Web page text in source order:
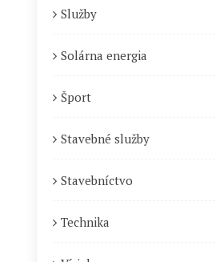
Služby
Solárna energia
Šport
Stavebné služby
Stavebníctvo
Technika